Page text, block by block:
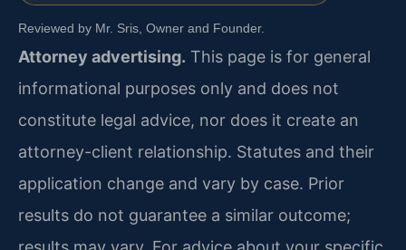
Reviewed by Mr. Sris, Owner and Founder.
Attorney advertising. This page is for general
informational purposes only and does not
constitute legal advice, nor does it create an
attorney-client relationship. Statutes and their
application change and vary by case. Prior
results do not guarantee a similar outcome;